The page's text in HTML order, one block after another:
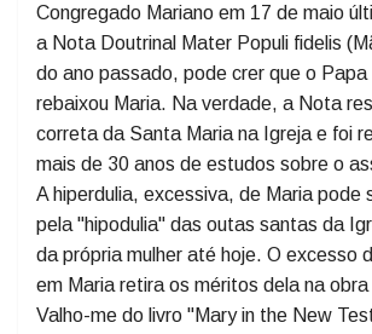
Esse foi um dos temas que tratei na
Catedral de São José do Rio Preto no
Congregado Mariano em 17 de maio
a Nota Doutrinal Mater Populi fidelis
do ano passado, pode crer que o Papa
rebaixou Maria. Na verdade, a Nota
correta da Santa Maria na Igreja e foi
mais de 30 anos de estudos sobre o
A hiperdulia, excessiva, de Maria pode
pela "hipodulia" das outas santas da